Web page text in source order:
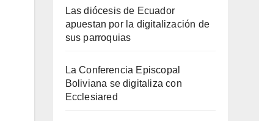
Las diócesis de Ecuador
apuestan por la digitalización de
sus parroquias
La Conferencia Episcopal
Boliviana se digitaliza con
Ecclesiared